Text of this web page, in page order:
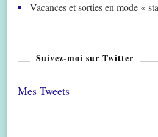
Vacances et sorties en mode «
Suivez-moi sur Twitter
Mes Tweets